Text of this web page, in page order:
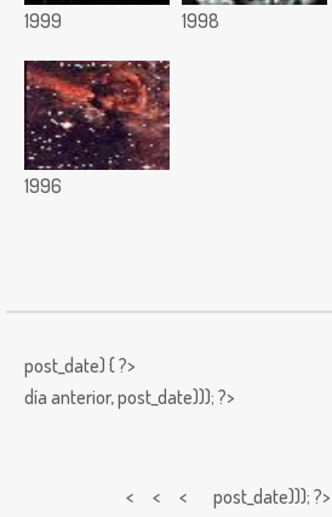
1999 1998
1996
post_date) { ?>
día anterior,post_date))); ?>
< < <